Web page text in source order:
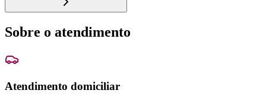
Sobre o atendimento
Atendimento domiciliar